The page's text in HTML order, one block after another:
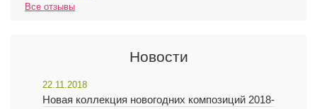
Все отзывы
Новости
22.11.2018
Новая коллекция новогодних композиций 2018-